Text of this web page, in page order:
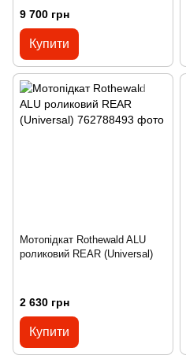
9 700 грн
Купити
Мотопідкат Rothewald ALU
роликовий REAR (Universal)
2 630 грн
Купити